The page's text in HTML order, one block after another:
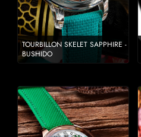
TOURBILLON SKELET SAPPHIRE -
BUSHIDO